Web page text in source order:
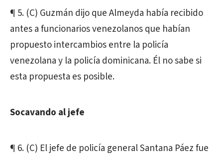
¶ 5. (C) Guzmán dijo que Almeyda había recibido
antes a funcionarios venezolanos que habían
propuesto intercambios entre la policía
venezolana y la policía dominicana. Él no sabe si
esta propuesta es posible.
Socavando al jefe
¶ 6. (C) El jefe de policía general Santana Páez fue